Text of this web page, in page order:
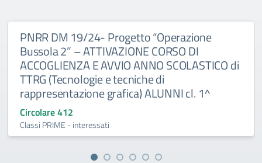
PNRR DM 19/24- Progetto “Operazione
Bussola 2” – ATTIVAZIONE CORSO DI
ACCOGLIENZA E AVVIO ANNO SCOLASTICO di
TTRG (Tecnologie e tecniche di
rappresentazione grafica) ALUNNI cl. 1^
Circolare 412
Classi PRIME - interessati